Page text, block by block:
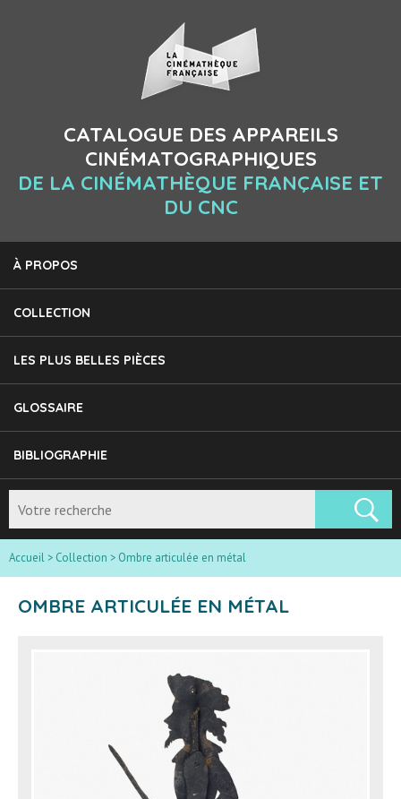
CATALOGUE DES APPAREILS
CINÉMATOGRAPHIQUES
DE LA CINÉMATHÈQUE FRANÇAISE ET
DU CNC
À PROPOS
COLLECTION
LES PLUS BELLES PIÈCES
GLOSSAIRE
BIBLIOGRAPHIE
Accueil > Collection > Ombre articulée en métal
OMBRE ARTICULÉE EN MÉTAL